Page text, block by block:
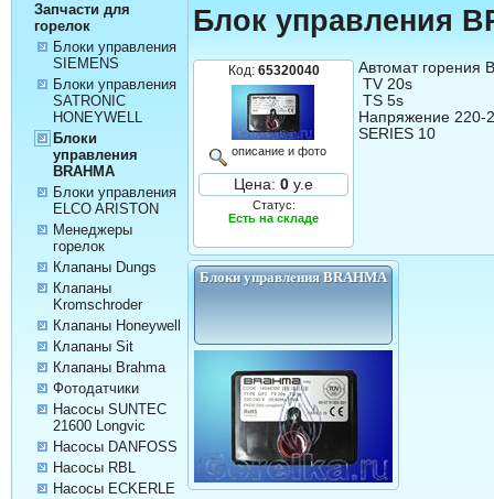
Запчасти для
горелок
Блоки управления
SIEMENS
Блоки управления
SATRONIC
HONEYWELL
Блоки
управления
BRAHMA
Блоки управления
ELCO ARISTON
Менеджеры
горелок
Клапаны Dungs
Клапаны
Kromschroder
Клапаны Honeywell
Клапаны Sit
Клапаны Brahma
Фотодатчики
Насосы SUNTEC
21600 Longvic
Насосы DANFOSS
Насосы RBL
Насосы ECKERLE
Блок управления
Код: 65320040
описание и фото
Цена: 0 у.е
Статус:
Есть на складе
Автомат горения
TV 20s
TS 5s
Напряжение 220-
SERIES 10
Блоки управления BRAHMA